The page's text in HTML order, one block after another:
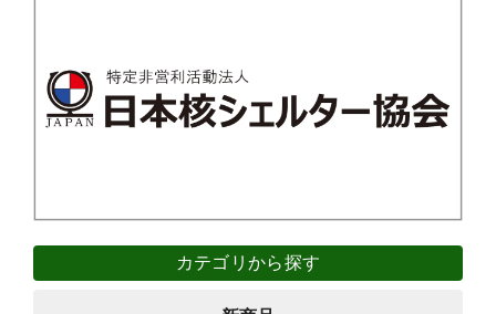
カテゴリから探す